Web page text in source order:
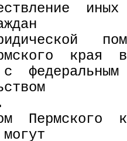
иных
края  в
с